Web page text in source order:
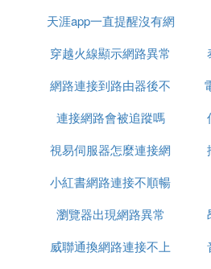
你的VAGAA是什麼版本的啊？
是不是給改了，你設為默認的
還有顫姿就是路由器把BT的網
以試試代理IP
也許是其他原因的
哇嘎無法連接網路 10分
異常09
天涯app一直提醒沒有網
路連接
穿越火線顯示網路異常
安全
網路連接到路由器後不
能上網
連接網路會被追蹤嗎
視易伺服器怎麼連接網
路
小紅書網路連接不順暢
瀏覽器出現網路異常
威聯通換網路連接不上